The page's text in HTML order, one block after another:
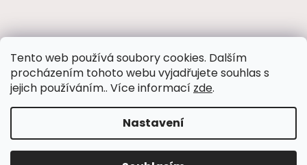
Tento web používá soubory cookies. Dalším
procházením tohoto webu vyjadřujete souhlas s
jejich používáním.. Více informací zde.
Nastavení
Facebook